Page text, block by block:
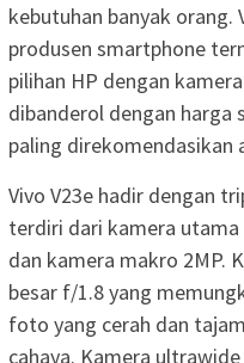
kebutuhan banyak orang.
produsen smartphone
pilihan HP dengan
dibanderol dengan harga
paling direkomendasikan
Vivo V23e hadir dengan
terdiri dari kamera utama
dan kamera makro 2MP.
besar f/1.8 yang
foto yang cerah dan
cahaya. Kamera